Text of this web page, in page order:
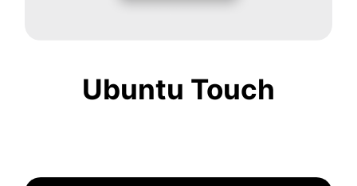
Ubuntu Touch